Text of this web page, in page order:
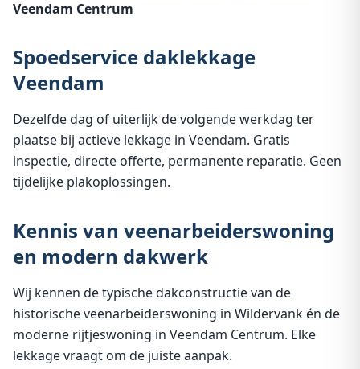
Veendam Centrum
Spoedservice daklekkage
Veendam
Dezelfde dag of uiterlijk de volgende werkdag ter
plaatse bij actieve lekkage in Veendam. Gratis
inspectie, directe offerte, permanente reparatie. Geen
tijdelijke plakoplossingen.
Kennis van veenarbeiderswoning
en modern dakwerk
Wij kennen de typische dakconstructie van de
historische veenarbeiderswoning in Wildervank én de
moderne rijtjeswoning in Veendam Centrum. Elke
lekkage vraagt om de juiste aanpak.